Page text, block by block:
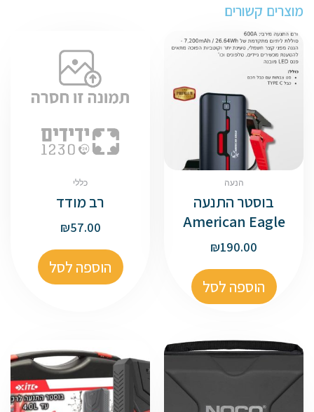
מוצרים קשורים
הנעה
בוסטר התנעה
American Eagle
₪190.00
הוספה לסל
כללי
רב מודד
₪57.00
הוספה לסל